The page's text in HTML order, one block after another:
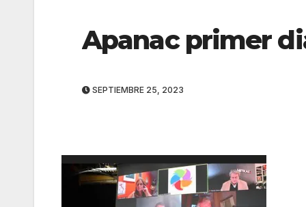
Apanac primer
SEPTIEMBRE 25, 2023